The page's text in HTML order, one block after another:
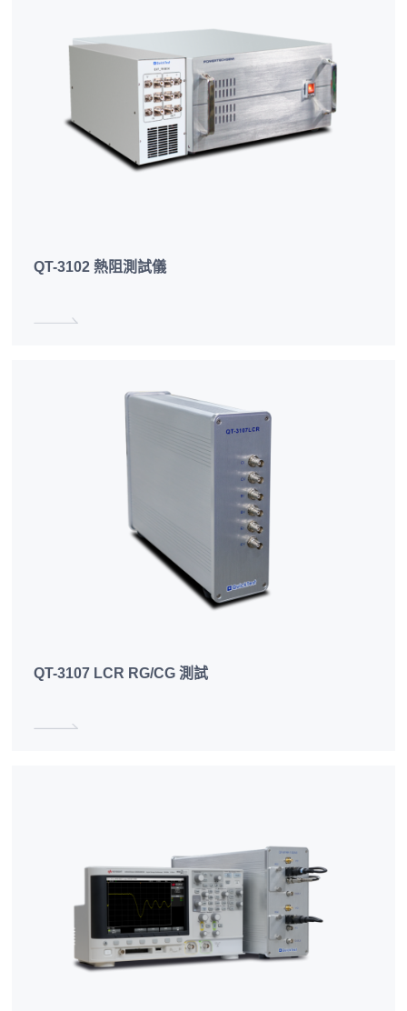
QT-3102 熱阻測試儀
QT-3107 LCR RG/CG 測試